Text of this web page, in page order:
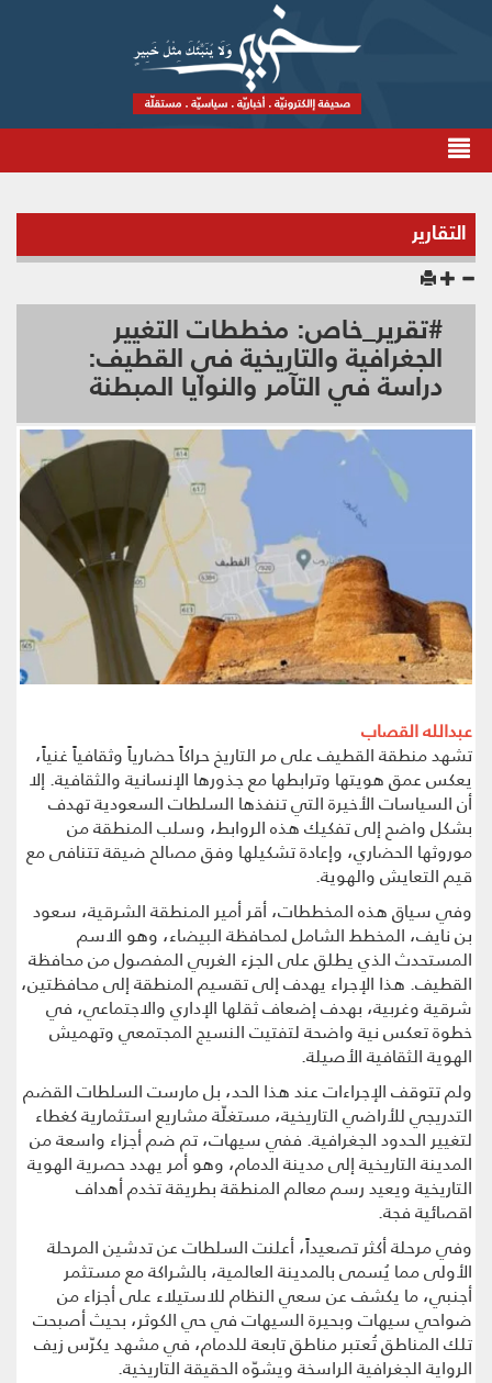
التقارير
#تقرير_خاص: مخططات التغيير
الجغرافية والتاريخية في القطيف:
دراسة في التآمر والنوايا المبطنة
عبدالله القصاب
تشهد منطقة القطيف على مر التاريخ حراكاً حضارياً وثقافياً غنياً،
يعكس عمق هويتها وترابطها مع جذورها الإنسانية والثقافية. إلا
أن السياسات الأخيرة التي تنفذها السلطات السعودية تهدف
بشكل واضح إلى تفكيك هذه الروابط، وسلب المنطقة من
موروثها الحضاري، وإعادة تشكيلها وفق مصالح ضيقة تتنافى مع
قيم التعايش والهوية.
وفي سياق هذه المخططات، أقر أمير المنطقة الشرقية، سعود
بن نايف، المخطط الشامل لمحافظة البيضاء، وهو الاسم
المستحدث الذي يطلق على الجزء الغربي المفصول من محافظة
القطيف. هذا الإجراء يهدف إلى تقسيم المنطقة إلى محافظتين،
شرقية وغربية، بهدف إضعاف ثقلها الإداري والاجتماعي، في
خطوة تعكس نية واضحة لتفتيت النسيج المجتمعي وتهميش
الهوية الثقافية الأصيلة.
ولم تتوقف الإجراءات عند هذا الحد، بل مارست السلطات القضم
التدريجي للأراضي التاريخية، مستغلّة مشاريع استثمارية كغطاء
لتغيير الحدود الجغرافية. ففي سيهات، تم ضم أجزاء واسعة من
المدينة التاريخية إلى مدينة الدمام، وهو أمر يهدد حصرية الهوية
التاريخية ويعيد رسم معالم المنطقة بطريقة تخدم أهداف
اقصائية فجة.
وفي مرحلة أكثر تصعيداً، أعلنت السلطات عن تدشين المرحلة
الأولى مما يُسمى بالمدينة العالمية، بالشراكة مع مستثمر
أجنبي، ما يكشف عن سعي النظام للاستيلاء على أجزاء من
ضواحي سيهات وبحيرة السيهات في حي الكوثر، بحيث أصبحت
تلك المناطق تُعتبر مناطق تابعة للدمام، في مشهد يكرّس زيف
الرواية الجغرافية الراسخة ويشوّه الحقيقة التاريخية.